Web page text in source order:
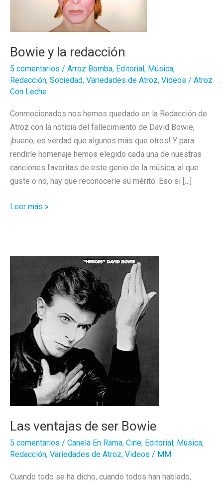
Bowie y la redacción
5 comentarios / Arroz Bomba, Editorial , Música,
Redacción, Sociedad, Variedades de Atroz, Videos / Atroz
Con Leche
Conmocionados nos hemos quedado en la Redacción de
Atroz con la noticia del fallecimiento de David Bowie,
¡bueno, es verdad que algunos más que otros! Y para
rendirle homenaje hemos elegido cada una de nuestras
canciones favoritas de este genio de la música, al que
guste o no, hay que reconocerle su mérito. Eso si […]
Bowie
Leer más »
Las ventajas de ser Bowie
5 comentarios / Canela En Rama, Cine, Editorial , Música,
Redacción, Variedades de Atroz, Videos / MM
Cuando todo se ha dicho, cuando todos han hablado,